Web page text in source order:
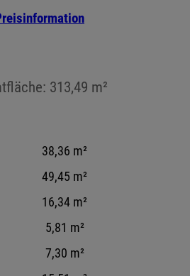
313,49 m²
38,36 m²
49,45 m²
16,34 m²
5,81 m²
7,30 m²